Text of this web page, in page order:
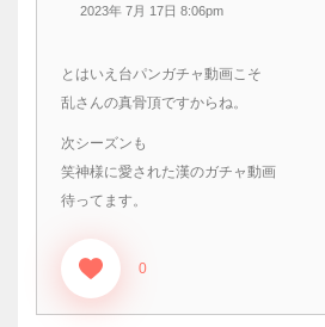
2023年 7月 17日 8:06pm
とはいえ台パンガチャ動画こそ
乱さんの真骨頂ですからね。
次シーズンも
笑神様に愛された漢のガチャ動画
待ってます。
0